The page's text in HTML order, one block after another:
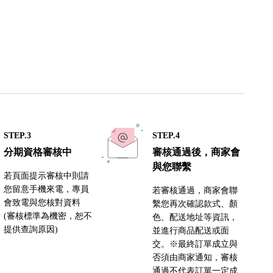
STEP.3
分期資格審核中
若頁面提示審核中則請
您留意手機來電，專員
會致電與您核對資料
(審核標準為機密，恕不
提供查詢原因)
STEP.4
審核通過後，商家會
與您聯繫
若審核通過，商家會聯
繫您再次確認款式、顏
色、配送地址等資訊，
並進行商品配送或面
交。※最終訂單成立與
否須由商家通知，審核
通過不代表訂單一定成